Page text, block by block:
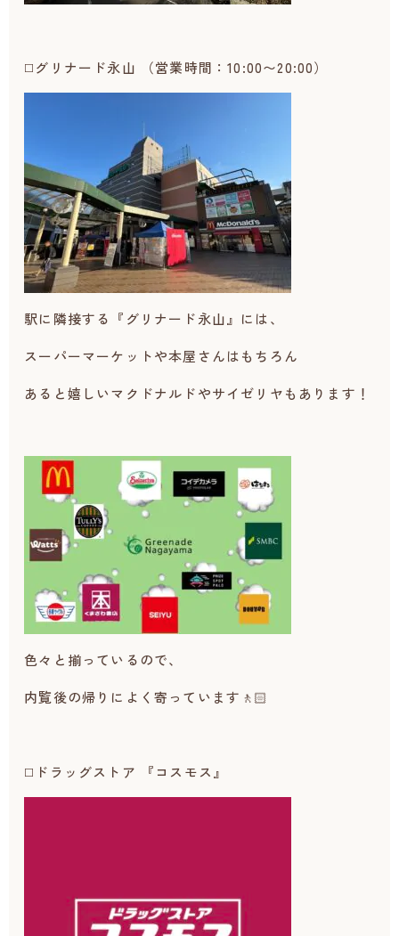
◻️グリナード永山 （営業時間：10:00〜20:00）
駅に隣接する『グリナード永山』には、
スーパーマーケットや本屋さんはもちろん
あると嬉しいマクドナルドやサイゼリヤもあります！
色々と揃っているので、
内覧後の帰りによく寄っています🚶🏻
◻️ドラッグストア 『コスモス』